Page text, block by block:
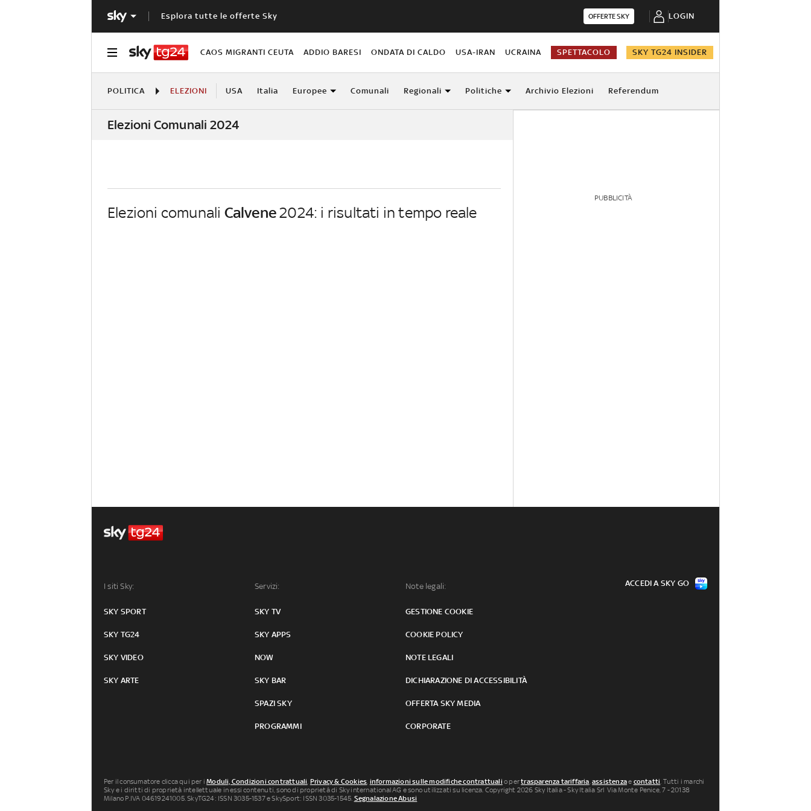
Esplora tutte le offerte Sky OFFERTE SKY LOGIN
CAOS MIGRANTI CEUTA ADDIO BARESI ONDATA DI CALDO USA-IRAN UCRAINA SPETTACOLO SKY TG24 INSIDER
POLITICA ELEZIONI USA Italia Europee Comunali Regionali Politiche Archivio Elezioni Referendum
Elezioni Comunali 2024
Elezioni comunali Calvene2024: i risultati in tempo reale
PUBBLICITÀ
I siti Sky:
SKY SPORT
SKY TG24
SKY VIDEO
SKY ARTE
Servizi:
SKY TV
SKY APPS
NOW
SKY BAR
SPAZI SKY
PROGRAMMI
Note legali:
GESTIONE COOKIE
COOKIE POLICY
NOTE LEGALI
DICHIARAZIONE DI ACCESSIBILITÀ
OFFERTA SKY MEDIA
CORPORATE
ACCEDI A SKY GO
Per il consumatore clicca qui per iModuli, Condizioni contrattuali, Privacy & Cookies, informazioni sulle modifiche contrattuali o pertrasparenza tariffaria,assistenzae contatti. Tutti i marchi
Sky e i diritti di proprietà intellettuale in essi contenuti, sono di proprietà di Sky international AG e sono utilizzati su licenza. Copyright 2026 Sky Italia - Sky Italia Srl Via Monte Penice, 7 - 20138
Milano P.IVA 04619241005. SkyTG24: ISSN 3035-1537 e SkySport: ISSN 3035-1545. Segnalazione Abusi